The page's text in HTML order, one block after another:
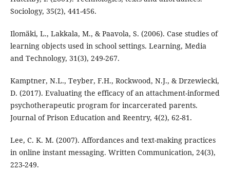
Sociology, 35(2), 441-456.
Ilomäki, L., Lakkala, M., & Paavola, S. (2006). Case studies of
learning objects used in school settings. Learning, Media
and Technology, 31(3), 249-267.
Kamptner, N.L., Teyber, F.H., Rockwood, N.J., & Drzewiecki,
D. (2017). Evaluating the efficacy of an attachment-informed
psychotherapeutic program for incarcerated parents.
Journal of Prison Education and Reentry, 4(2), 62-81.
Lee, C. K. M. (2007). Affordances and text-making practices
in online instant messaging. Written Communication, 24(3),
223-249.